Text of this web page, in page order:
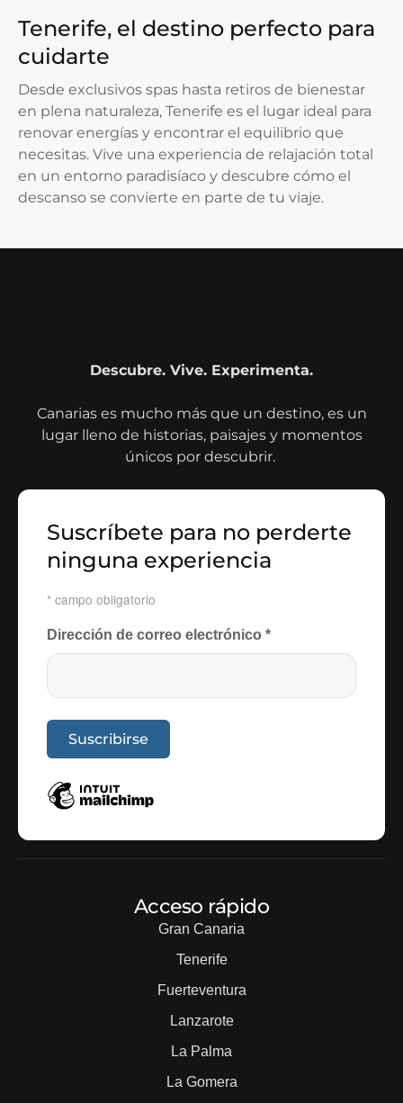
Tenerife, el destino perfecto para
cuidarte
Desde exclusivos spas hasta retiros de bienestar
en plena naturaleza, Tenerife es el lugar ideal para
renovar energías y encontrar el equilibrio que
necesitas. Vive una experiencia de relajación total
en un entorno paradisíaco y descubre cómo el
descanso se convierte en parte de tu viaje.
Descubre. Vive. Experimenta.
Canarias es mucho más que un destino, es un
lugar lleno de historias, paisajes y momentos
únicos por descubrir.
Suscríbete para no perderte
ninguna experiencia
* campo obligatorio
Dirección de correo electrónico *
Acceso rápido
Gran Canaria
Tenerife
Fuerteventura
Lanzarote
La Palma
La Gomera